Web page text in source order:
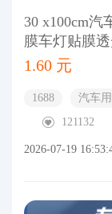
30 x100cm
膜车灯贴膜
1.60 元
1688 汽车
121132
2026-07-19